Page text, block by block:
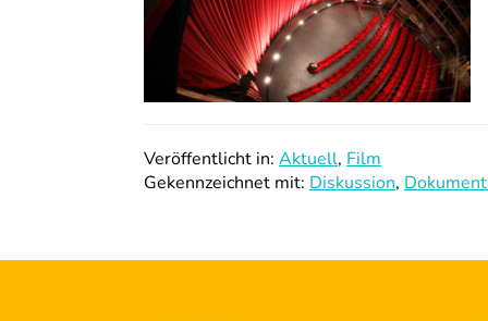
Veröffentlicht in: Aktuell, Film
Gekennzeichnet mit: Diskussion,